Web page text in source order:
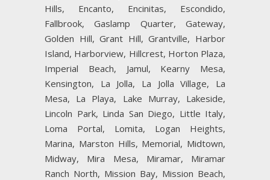
Hills, Encanto, Encinitas, Escondido,
Fallbrook, Gaslamp Quarter, Gateway,
Golden Hill, Grant Hill, Grantville, Harbor
Island, Harborview, Hillcrest, Horton Plaza,
Imperial Beach, Jamul, Kearny Mesa,
Kensington, La Jolla, La Jolla Village, La
Mesa, La Playa, Lake Murray, Lakeside,
Lincoln Park, Linda San Diego, Little Italy,
Loma Portal, Lomita, Logan Heights,
Marina, Marston Hills, Memorial, Midtown,
Midway, Mira Mesa, Miramar, Miramar
Ranch North, Mission Bay, Mission Beach,